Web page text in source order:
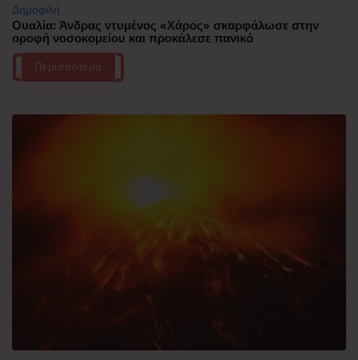
Δημοφιλή
Ουαλία: Άνδρας ντυμένος «Χάρος» σκαρφάλωσε στην
οροφή νοσοκομείου και προκάλεσε πανικό
Περισσότερα